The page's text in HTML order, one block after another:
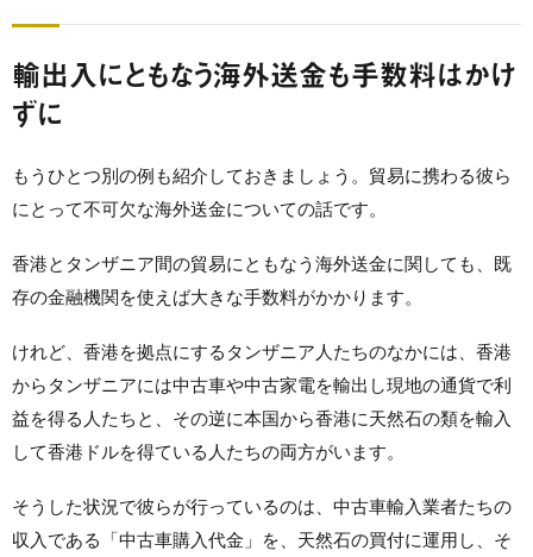
輸出入にともなう海外送金も手数料はかけ
ずに
もうひとつ別の例も紹介しておきましょう。貿易に携わる彼ら
にとって不可欠な海外送金についての話です。
香港とタンザニア間の貿易にともなう海外送金に関しても、既
存の金融機関を使えば大きな手数料がかかります。
けれど、香港を拠点にするタンザニア人たちのなかには、香港
からタンザニアには中古車や中古家電を輸出し現地の通貨で利
益を得る人たちと、その逆に本国から香港に天然石の類を輸入
して香港ドルを得ている人たちの両方がいます。
そうした状況で彼らが行っているのは、中古車輸入業者たちの
収入である「中古車購入代金」を、天然石の買付に運用し、そ